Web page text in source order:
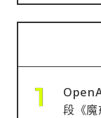
段《